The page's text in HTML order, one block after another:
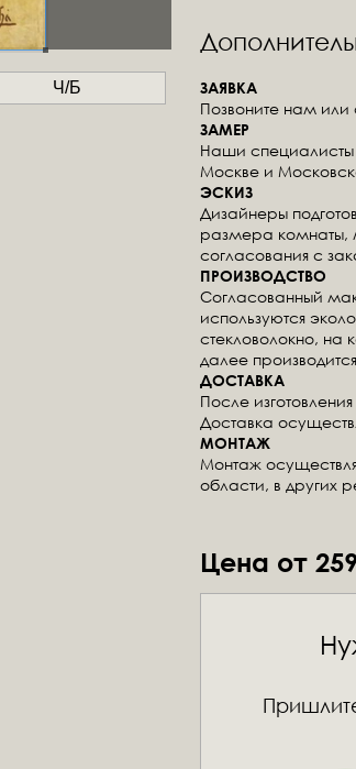
Ч/Б ЗАЯВКА
Позвоните нам или
ЗАМЕР
Наши специалисты
Москве и
ЭСКИЗ
Дизайнеры
размера комнаты,
согласования с
ПРОИЗВОДСТВО
Согласованный
используются
стекловолокно, на
далее
ДОСТАВКА
После
Доставка
МОНТАЖ
Монтаж
области, в других
Цена от